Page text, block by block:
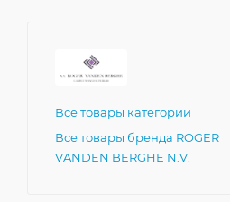
Все товары категории
Все товары бренда ROGER
VANDEN BERGHE N.V.